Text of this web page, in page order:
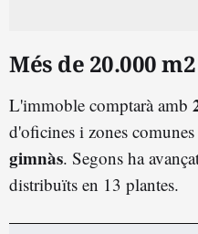
Més de 20.000
L'immoble comptarà amb
d'oficines i zones
gimnàs. Segons ha
distribuïts en 13 plantes.